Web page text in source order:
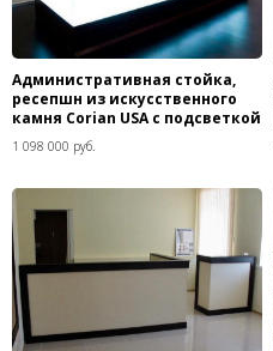
Административная стойка,
ресепшн из искусственного
камня Corian USA с подсветкой
1 098 000 руб.